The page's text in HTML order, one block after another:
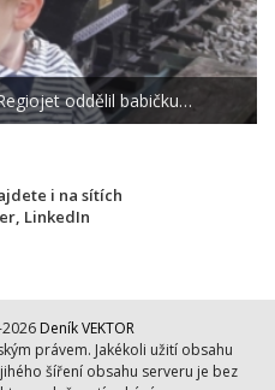
oddělil babičku…
i na sítích
LinkedIn
Deník VEKTOR
právem. Jakékoli užití obsahu
šíření obsahu serveru je bez